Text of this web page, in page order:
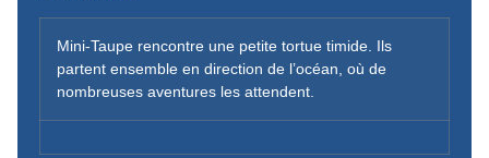
Mini-Taupe rencontre une petite tortue timide. Ils
partent ensemble en direction de l’océan, où de
nombreuses aventures les attendent.